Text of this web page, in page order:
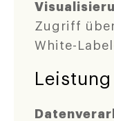
Zugriff
White-
Leistung